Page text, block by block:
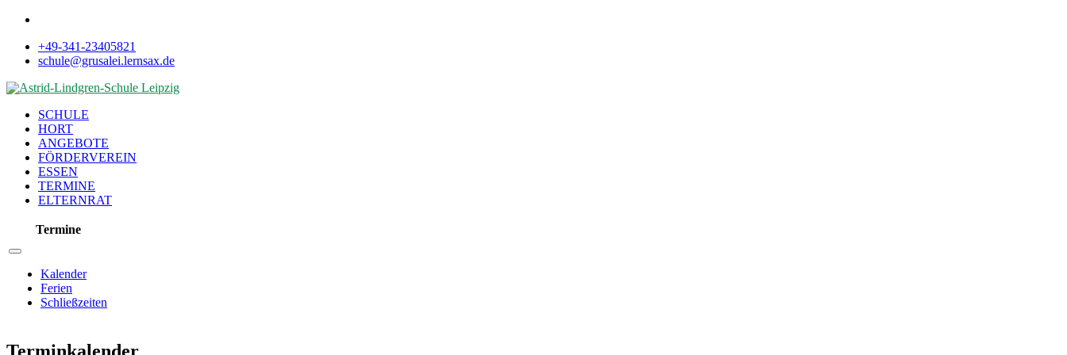
+49-341-23405821
schule@grusalei.lernsax.de
SCHULE
HORT
ANGEBOTE
FÖRDERVEREIN
ESSEN
TERMINE
ELTERNRAT
Termine
Kalender
Ferien
Schließzeiten